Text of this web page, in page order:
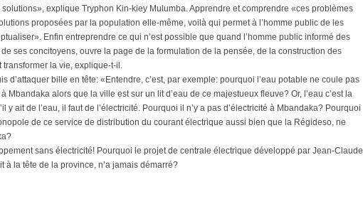
explique Tryphon Kin-kiey Mulumba. Apprendre et comprendre «ces problèmes
proposées par la population elle-même, voilà qui permet à l’homme public de les
Enfin entreprendre ce qui n’est possible que quand l’homme public informé des
ses concitoyens, ouvre la page de la formulation de la pensée, de la construction des
la vie, explique-t-il.
d’attaquer bille en tête: «Entendre, c’est, par exemple: pourquoi l’eau potable ne coule pas
Mbandaka alors que la ville est sur un lit d’eau de ce majestueux fleuve? Or, l’eau c’est la
y ait de l’eau, il faut de l’électricité. Pourquoi il n’y a pas d’électricité à Mbandaka? Pourquoi
de ce service de distribution du courant électrique aussi bien que la Régideso, ne
sans électricité! Pourquoi le projet de centrale électrique développé par Jean-Claude
à la tête de la province, n’a jamais démarré?